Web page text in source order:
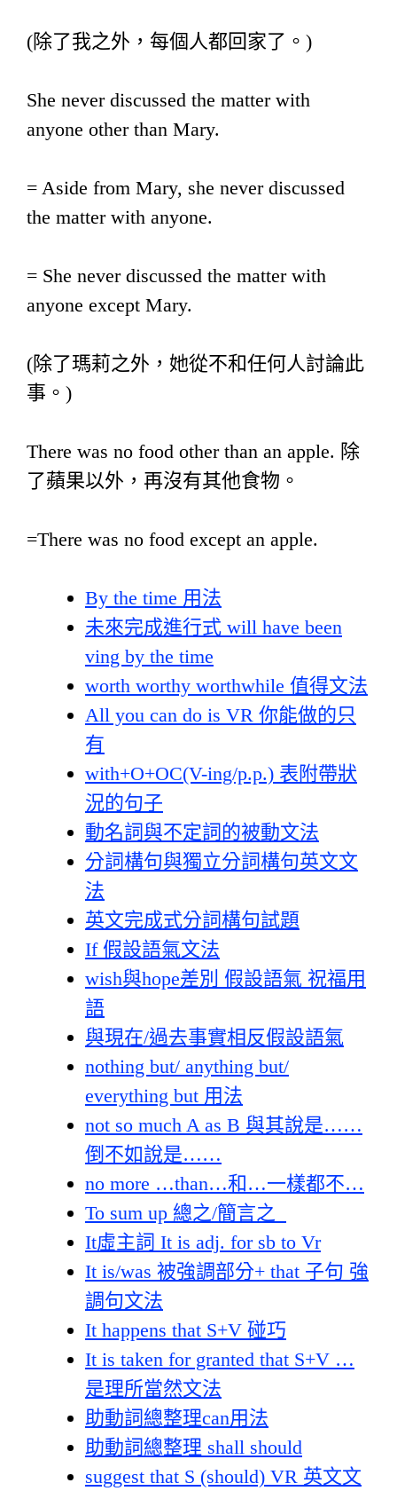
(除了我之外，每個人都回家了。)
She never discussed the matter with
anyone other than Mary.
= Aside from Mary, she never discussed
the matter with anyone.
= She never discussed the matter with
anyone except Mary.
(除了瑪莉之外，她從不和任何人討論此
事。)
There was no food other than an apple. 除
了蘋果以外，再沒有其他食物。
=There was no food except an apple.
By the time 用法
未來完成進行式 will have been
ving by the time
worth worthy worthwhile 值得文法
All you can do is VR 你能做的只
有
with+O+OC(V-ing/p.p.) 表附帶狀
況的句子
動名詞與不定詞的被動文法
分詞構句與獨立分詞構句英文文
法
英文完成式分詞構句試題
If 假設語氣文法
wish與hope差別 假設語氣 祝福用
語
與現在/過去事實相反假設語氣
nothing but/ anything but/
everything but 用法
not so much A as B 與其說是……
倒不如說是……
no more …than…和…一樣都不…
To sum up 總之/簡言之
It虛主詞 It is adj. for sb to Vr
It is/was 被強調部分+ that 子句 強
調句文法
It happens that S+V 碰巧
It is taken for granted that S+V …
是理所當然文法
助動詞總整理can用法
助動詞總整理 shall should
suggest that S (should) VR 英文文